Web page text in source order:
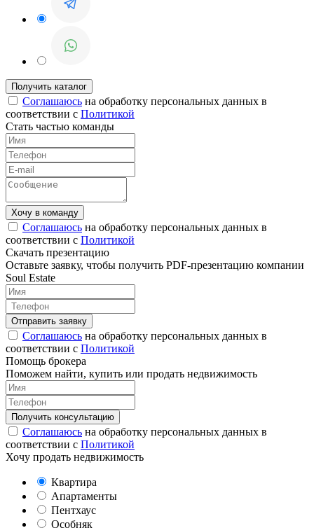
Соглашаюсь на обработку персональных данных в
соответствии с Политикой
Стать частью команды
Соглашаюсь на обработку персональных данных в
соответствии с Политикой
Скачать презентацию
Оставьте заявку, чтобы получить PDF-презентацию компании
Soul Estate
Соглашаюсь на обработку персональных данных в
соответствии с Политикой
Помощь брокера
Поможем найти, купить или продать недвижимость
Соглашаюсь на обработку персональных данных в
соответствии с Политикой
Хочу продать недвижимость
Квартира
Апартаменты
Пентхаус
Особняк